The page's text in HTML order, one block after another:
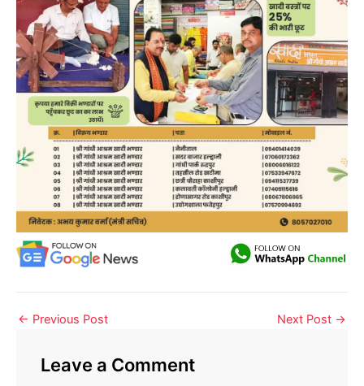
← Previous Post Next Post →
Leave a Comment